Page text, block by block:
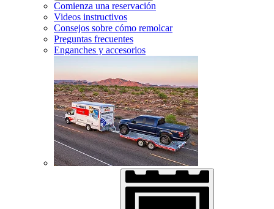
Comienza una reservación
Videos instructivos
Consejos sobre cómo remolcar
Preguntas frecuentes
Enganches y accesorios